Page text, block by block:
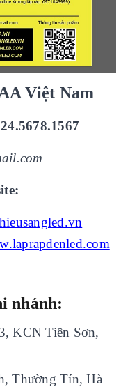
Việt Nam
nhánh:
KCN Tiên Sơn,
Thường Tín, Hà